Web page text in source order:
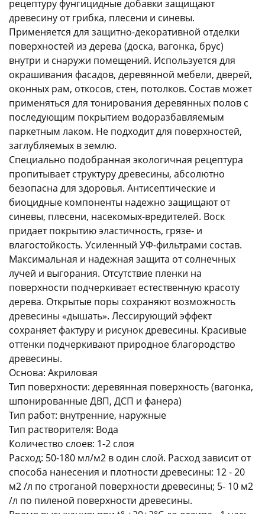
рецептуру фунгицидные добавки защищают
древесину от грибка, плесени и синевы.
Применяется для защитно-декоративной отделки
поверхностей из дерева (доска, вагонка, брус)
внутри и снаружи помещений. Используется для
окрашивания фасадов, деревянной мебели, дверей,
оконных рам, откосов, стен, потолков. Состав может
применяться для тонирования деревянных полов с
последующим покрытием водоразбавляемым
паркетным лаком. Не подходит для поверхностей,
заглубляемых в землю.
Специально подобранная экологичная рецептура
пропитывает структуру древесины, абсолютно
безопасна для здоровья. Антисептические и
биоцидные компоненты надежно защищают от
синевы, плесени, насекомых-вредителей. Воск
придает покрытию эластичность, грязе- и
влагостойкость. Усиленный УФ-фильтрами состав.
Максимальная и надежная защита от солнечных
лучей и выгорания. Отсутствие пленки на
поверхности подчеркивает естественную красоту
дерева. Открытые поры сохраняют возможность
древесины «дышать». Лессирующий эффект
сохраняет фактуру и рисунок древесины. Красивые
оттенки подчеркивают природное благородство
древесины.
Основа: Акриловая
Тип поверхности: деревянная поверхность (вагонка,
шпонированные ДВП, ДСП и фанера)
Тип работ: внутренние, наружные
Тип растворителя: Вода
Количество слоев: 1-2 слоя
Расход: 50-180 мл/м2 в один слой. Расход зависит от
способа нанесения и плотности древесины: 12 - 20
м2 /л по строганой поверхности древесины; 5- 10 м2
/л по пиленой поверхности древесины.
раз в 2 недели